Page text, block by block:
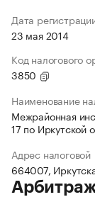
Дата
23 мая 2014
Код налогового
3850
Наименование
Межрайонная
17 по Иркутской
Адрес налоговой
664007,